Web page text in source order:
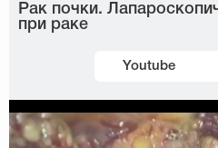
Рак почки.
при раке
Youtube